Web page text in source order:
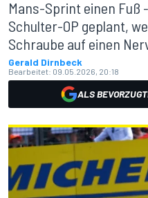
Mans-Sprint einen Fuß
Schulter-OP geplant,
Schraube auf einen
Gerald Dirnbeck
Bearbeitet: 09.05.2026, 20:18
ALS